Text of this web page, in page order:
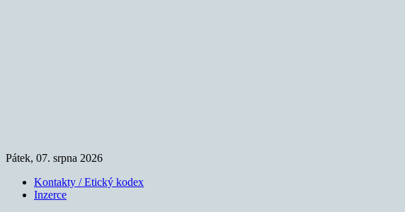
Pátek, 07. srpna 2026
Kontakty / Etický kodex
Inzerce